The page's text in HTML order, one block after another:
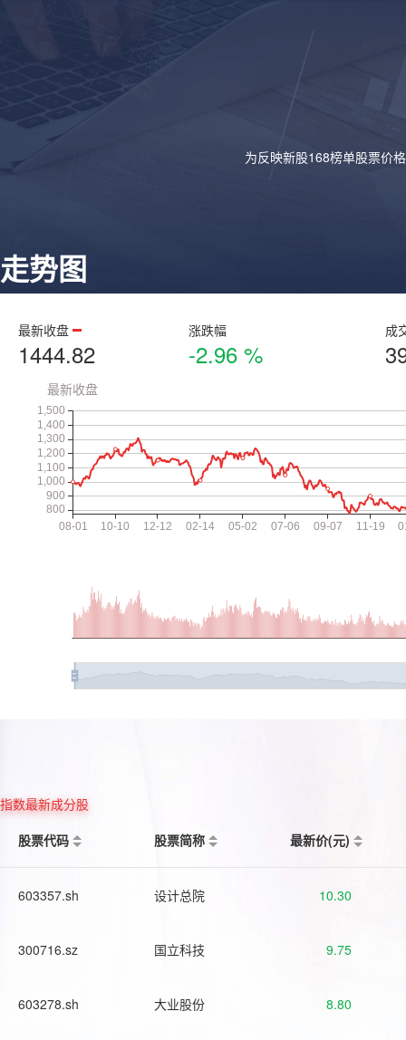
为反映新股168榜单股票价
走势图
最新收盘
1444.82
涨跌幅
-2.96 %
成
指数最新成分股
股票代码
股票简称 最新价(元)
603357.sh 设计总院 10.30
300716.sz 国立科技 9.75
603278.sh 大业股份 8.80